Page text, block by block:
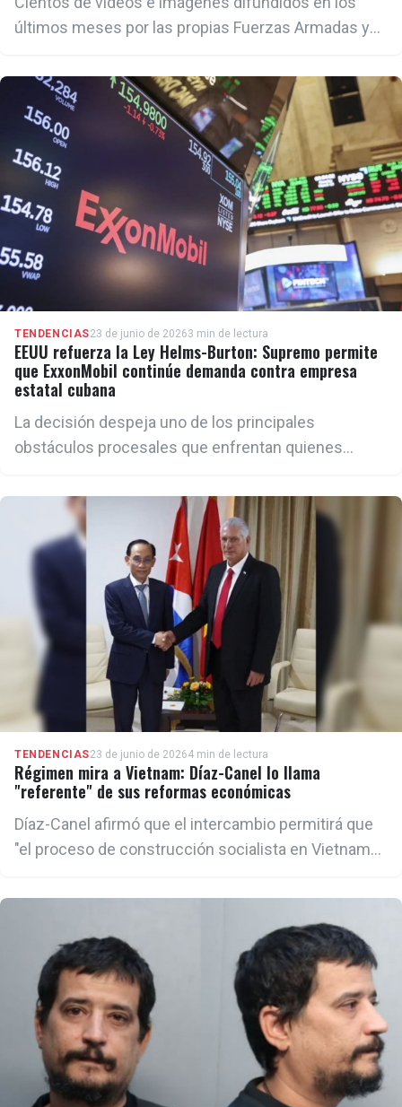
últimos meses por las propias Fuerzas Armadas y
militar reducida, equipada en gran medida con
armamento soviético obsoleto y vehículos de varias
décadas de antigüedad.
TENDENCIAS23 de junio de 20263 min de lectura
EEUU refuerza la Ley Helms-Burton: Supremo permite
que ExxonMobil continúe demanda contra empresa
estatal cubana
La decisión despeja uno de los principales
obstáculos procesales que enfrentan quienes
nacionalizadas por el régimen cubano a partir de
TENDENCIAS23 de junio de 20264 min de lectura
Régimen mira a Vietnam: Díaz-Canel lo llama
"referente" de sus reformas económicas
Díaz-Canel afirmó que el intercambio permitirá que
"el proceso de construcción socialista en Vietnam
las transformaciones que venimos realizando en
nuestro país como parte de la actualización de
nuestro modelo económico social".